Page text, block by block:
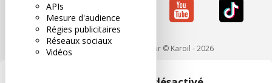
APIs
Mesure d'audience
Régies publicitaires
Réseaux sociaux
VidéosMentions légales - Réalisé par © Karoil - 2026